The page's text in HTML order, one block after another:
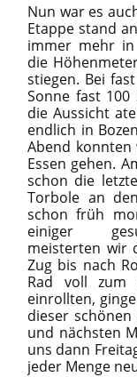
Nun war es
Etappe stand
immer mehr
die
stiegen. Bei
Sonne fast
die Aussicht
endlich in
Abend
Essen gehen.
schon die
Torbole an
schon früh
einiger
meisterten wir
Zug bis nach
Rad voll zum
einrollten,
dieser
und nächsten
uns dann
jeder Menge